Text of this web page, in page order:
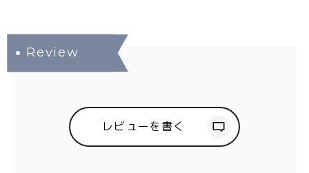
レビューを書く